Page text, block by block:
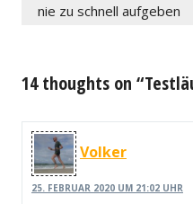
nie zu schnell aufgeben
14 thoughts on
Volker
25. FEBRUAR 2020 UM 21:02 UHR